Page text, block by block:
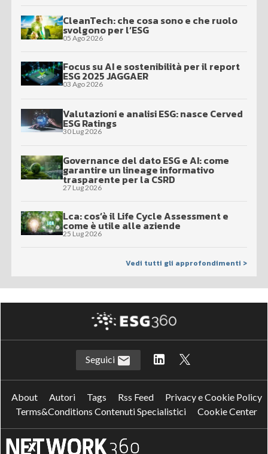
CleanTech: che cosa sono e che ruolo
svolgono per l’ESG
05 Ago 2026
Focus su AI e sostenibilità per il report
ESG 2025 JAGGAER
03 Ago 2026
Valutazioni e analisi ESG: nasce Cerved
ESG Ratings
30 Lug 2026
Governance del dato ESG e AI: come
garantire un lineage informativo
trasparente per la CSRD
27 Lug 2026
Lca: cos’è il Life Cycle Assessment e
come è utile alle aziende
25 Lug 2026
Vedi tutti gli approfondimenti >
Seguici
About Autori Tags Rss Feed
Privacy e Cookie Policy
Terms&Conditions Contenuti Specialistici
Cookie Center